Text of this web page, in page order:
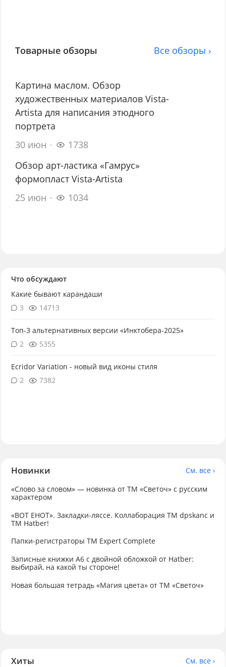
Товарные обзоры Все обзоры ›
Картина маслом. Обзор
художественных материалов Vista-
Artista для написания этюдного
портрета
30 июн
1738
Обзор арт-ластика «Гамрус»
формопласт Vista-Artista
25 июн
1034
Что обсуждают
Какие бывают карандаши
3
14713
Топ-3 альтернативных версии «Инктобера-2025»
2
5355
Ecridor Variation - новый вид иконы стиля
2
7382
Новинки
См. все ›
«Слово за словом» — новинка от ТМ «Светоч» с русским
характером
«ВОТ ЕНОТ». Закладки-ляссе. Коллаборация TM dpskanc и
ТМ Hatber!
Папки-регистраторы ТМ Expert Complete
Записные книжки А6 с двойной обложкой от Hatber:
выбирай, на какой ты стороне!
Новая большая тетрадь «Магия цвета» от ТМ «Светоч»
Хиты См. все ›